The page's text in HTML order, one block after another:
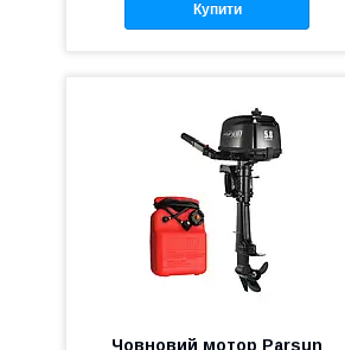
Купити
Човновий мотор Parsun